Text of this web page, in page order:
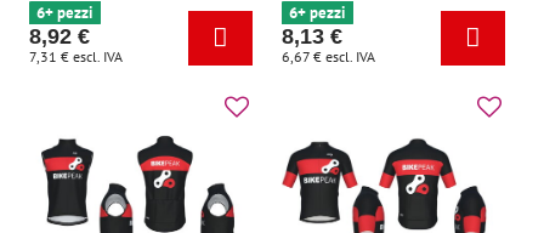
6+ pezzi
8,92 €
7,31 € escl. IVA
6+ pezzi
8,13 €
6,67 € escl. IVA